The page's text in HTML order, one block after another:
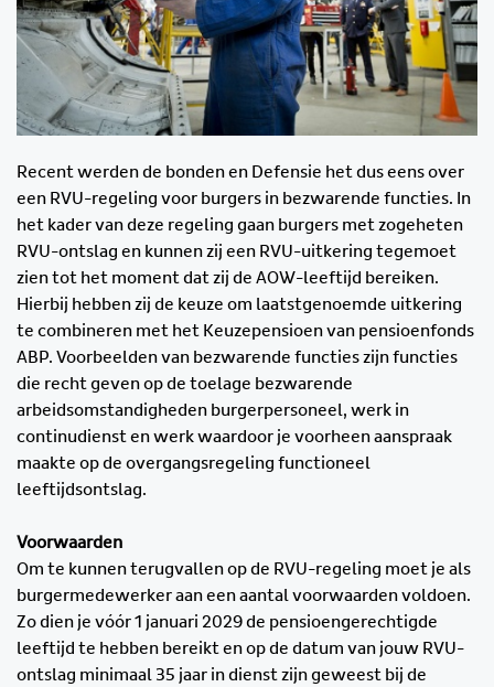
Recent werden de bonden en Defensie het dus eens over
een RVU-regeling voor burgers in bezwarende functies. In
het kader van deze regeling gaan burgers met zogeheten
RVU-ontslag en kunnen zij een RVU-uitkering tegemoet
zien tot het moment dat zij de AOW-leeftijd bereiken.
Hierbij hebben zij de keuze om laatstgenoemde uitkering
te combineren met het Keuzepensioen van pensioenfonds
ABP. Voorbeelden van bezwarende functies zijn functies
die recht geven op de toelage bezwarende
arbeidsomstandigheden burgerpersoneel, werk in
continudienst en werk waardoor je voorheen aanspraak
maakte op de overgangsregeling functioneel
leeftijdsontslag.
Voorwaarden
Om te kunnen terugvallen op de RVU-regeling moet je als
burgermedewerker aan een aantal voorwaarden voldoen.
Zo dien je vóór 1 januari 2029 de pensioengerechtigde
leeftijd te hebben bereikt en op de datum van jouw RVU-
ontslag minimaal 35 jaar in dienst zijn geweest bij de